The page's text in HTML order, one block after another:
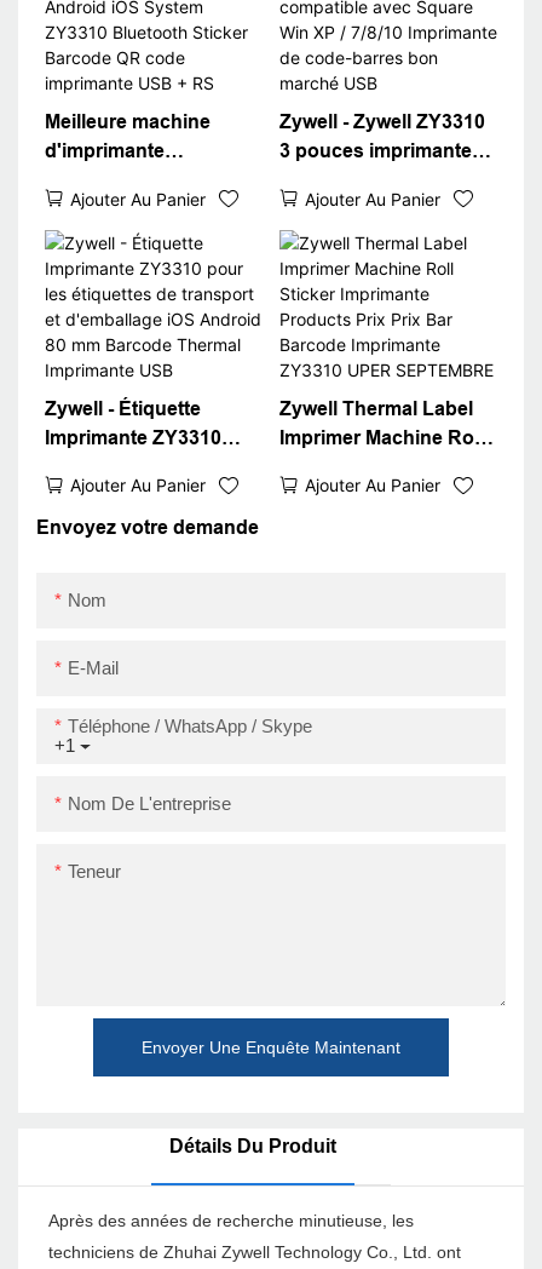
DE LA ÉTIQUEMENT
THERMINE USB + WiFi
Meilleure machine
d'imprimante
sans encre Android
iOS System ZY3310
Bluetooth Sticker
Barcode QR code
imprimante USB + RS
Ajouter Au Panier
Zywell - Zywell ZY3310
3 pouces imprimante
compatible avec
Square Win XP / 7/8/10
Imprimante de code-
barres bon marché
USB
Ajouter Au Panier
Zywell - Étiquette
Imprimante ZY3310
transport et
d'emballage iOS
Imprimante USB
Ajouter Au Panier
Zywell Thermal Label
Imprimer Machine Roll
Products Prix Prix Bar
Ajouter Au Panier
Envoyez votre demande
Nom
E-Mail
+1
Téléphone / WhatsApp / Skype
Nom De L'entreprise
Teneur
Envoyer Une Enquête Maintenant
Détails Du Produit
Après des années de recherche minutieuse, les
techniciens de Zhuhai Zywell Technology Co., Ltd. ont